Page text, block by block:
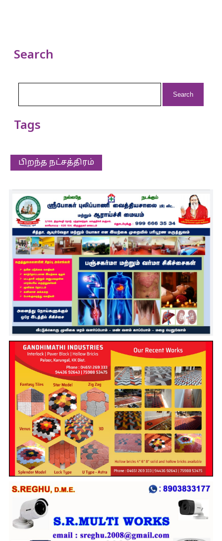
Search
Tags
பிறந்த நட்சத்திரம்